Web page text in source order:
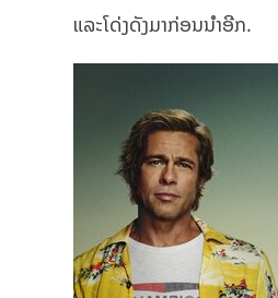
ແລະໂດ່ງດັງມາກ່ອນນຳອີກ.